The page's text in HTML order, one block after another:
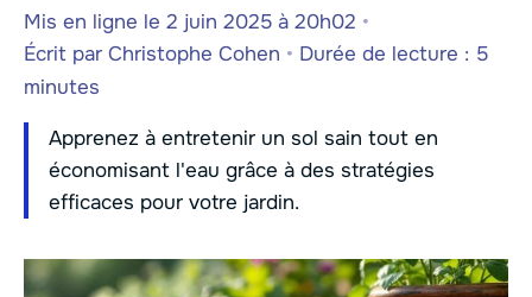
Mis en ligne le 2 juin 2025 à 20h02 •
Écrit par Christophe Cohen • Durée de lecture : 5
minutes
Apprenez à entretenir un sol sain tout en
économisant l'eau grâce à des stratégies
efficaces pour votre jardin.